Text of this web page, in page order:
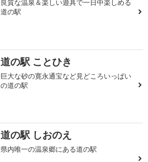
良質な温泉＆楽しい遊具で一日中楽しめる
道の駅
道の駅 ことひき
巨大な砂の寛永通宝など見どころいっぱい
の道の駅
道の駅 しおのえ
県内唯一の温泉郷にある道の駅